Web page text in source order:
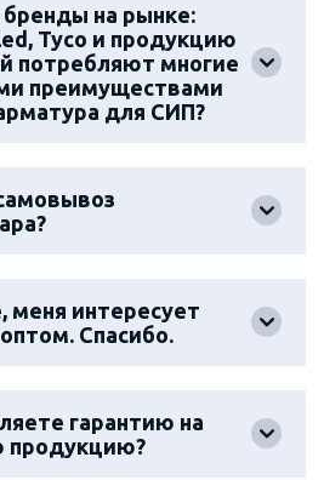
бренды на рынке:
Tyco и продукцию
потребляют многие
преимуществами
для СИП?
меня интересует
Спасибо.
гарантию на
продукцию?